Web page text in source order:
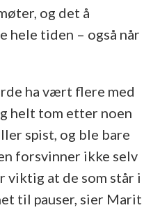
og det å
hele tiden – også når
ha vært flere med
helt tom etter noen
spist, og ble bare
forsvinner ikke selv
viktig at de som står i
til pauser, sier Marit